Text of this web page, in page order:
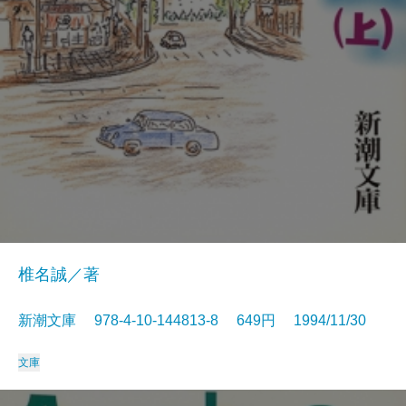
椎名誠／著
新潮文庫 978-4-10-144813-8 649円 1994/11/30
文庫